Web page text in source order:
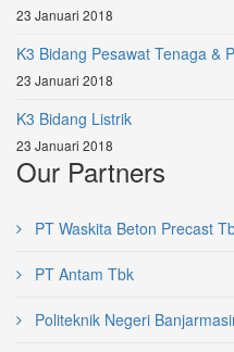
23 Januari 2018
K3 Bidang Pesawat Tenaga &
23 Januari 2018
K3 Bidang Listrik
23 Januari 2018
Our Partners
PT Waskita Beton Precast
PT Antam Tbk
Politeknik Negeri